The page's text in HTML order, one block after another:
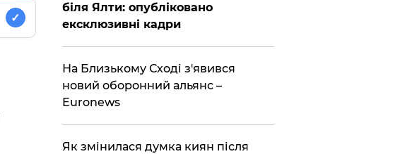
✓
біля Ялти: опубліковано
ексклюзивні кадри
На Близькому Сході з'явився
новий оборонний альянс –
Euronews
Як змінилася думка киян після